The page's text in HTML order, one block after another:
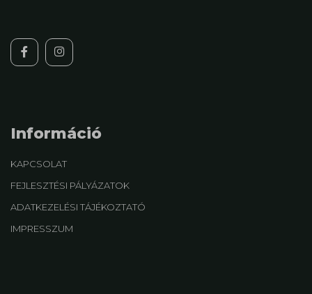
Információ
KAPCSOLAT
FEJLESZTÉSI PÁLYÁZATOK
ADATKEZELÉSI TÁJÉKOZTATÓ
IMPRESSZUM